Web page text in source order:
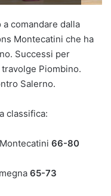
comandare dalla
Montecatini che ha
Successi per
Piombino.
Salerno.
classifica:
66-80
65-73